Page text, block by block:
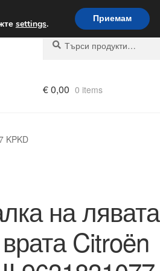
по целия свят
Търсене
Търсене
€0,00 0 items
KPKD
на лявата
Citroën
settings. Приемам